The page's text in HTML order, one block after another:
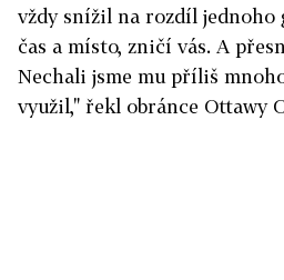
vždy snížil na rozdíl jednoho
čas a místo, zničí vás. A
Nechali jsme mu příliš
využil," řekl obránce Ottawy